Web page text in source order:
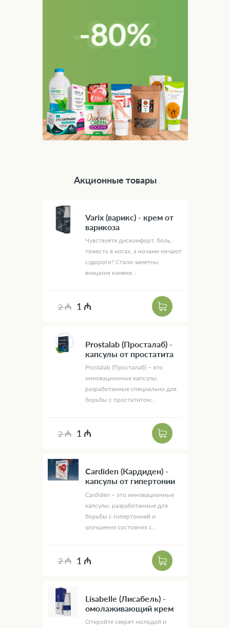
Акционные товары
Varix (варикс) - крем от
варикоза
Чувствуете дискомфорт, боль,
тяжесть в ногах, а ночами мучают
судороги? Стали заметны
внешние измене...
2 ₼ 1 ₼
Prostalab (Просталаб) -
капсулы от простатита
Prostalab (Просталаб) – это
инновационные капсулы,
разработанные специально для
борьбы с простатитом...
2 ₼ 1 ₼
Cardiden (Кардиден) -
капсулы от гипертонии
Cardiden – это инновационные
капсулы, разработанные для
борьбы с гипертонией и
улучшения состояния с...
2 ₼ 1 ₼
Lisabelle (Лисабель) -
омолаживающий крем
Откройте секрет молодой и